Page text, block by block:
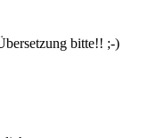
bitte!! ;-)